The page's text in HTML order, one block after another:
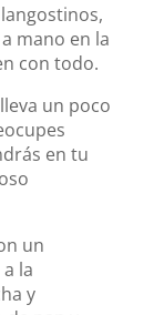
mano en la
con todo.
un poco
en tu
un
la
y